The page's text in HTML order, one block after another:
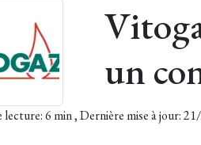
un
lecture: 6 min , Dernière mise à jour: